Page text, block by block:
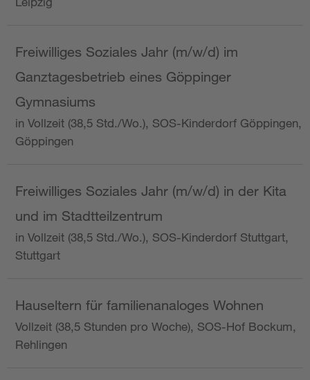
Freiwilliges Soziales Jahr (m/w/d) im
Ganztagesbetrieb eines Göppinger
Gymnasiums
in Vollzeit (38,5 Std./Wo.), SOS-Kinderdorf Göppingen,
Göppingen
Freiwilliges Soziales Jahr (m/w/d) in der Kita
und im Stadtteilzentrum
in Vollzeit (38,5 Std./Wo.), SOS-Kinderdorf Stuttgart,
Stuttgart
Hauseltern für familienanaloges Wohnen
Vollzeit (38,5 Stunden pro Woche), SOS-Hof Bockum,
Rehlingen